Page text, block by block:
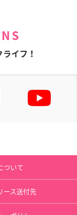
イフ！
ついて
ース送付先